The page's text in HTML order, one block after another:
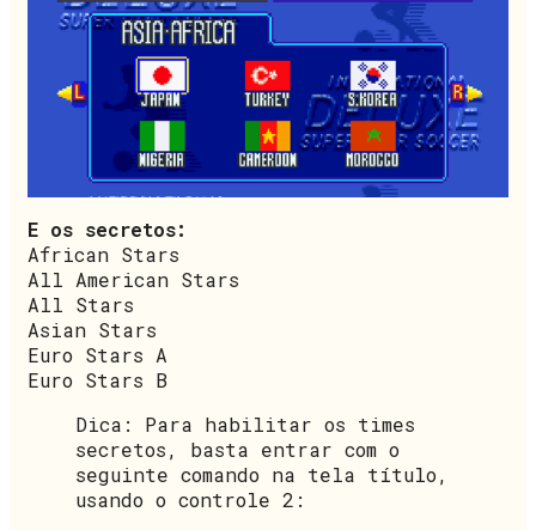
E os secretos:
African Stars
All American Stars
All Stars
Asian Stars
Euro Stars A
Euro Stars B
Dica: Para habilitar os times
secretos, basta entrar com o
seguinte comando na tela título,
usando o controle 2: